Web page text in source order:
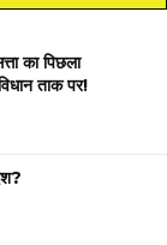
का पिछला
ताक पर!